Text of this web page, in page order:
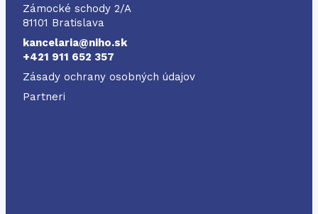
NIHO
Zámocké schody 2/A
81101 Bratislava
kancelaria@niho.sk
+421 911 652 357
Zásady ochrany osobných údajov
Partneri